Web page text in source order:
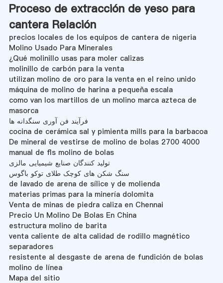
Proceso de extracción de yeso para
cantera Relación
precios locales de los equipos de cantera de nigeria
Molino Usado Para Minerales
¿Qué molinillo usas para moler calizas
molinillo de carbón para la venta
utilizan molino de oro para la venta en el reino unido
máquina de molino de harina a pequeña escala
como van los martillos de un molino marca azteca de
masorca
فرآیند فن آوری سنگدانه ها
cocina de cerámica sal y pimienta mills para la barbacoa
De mineral de vestirse de molino de bolas 2700 4000
manual de fls molino de bolas
تولید کنندگان صنایع شیمیایی مالزی
سنگ شکن های کوچک طلای توکو باگوس
de lavado de arena de sílice y de molienda
materias primas para la minería dolomita
Venta de minas de piedra caliza en Chennai
Precio Un Molino De Bolas En China
estructura molino de barita
venta caliente de alta calidad de rodillo magnético
separadores
resistente al desgaste de arena de fundición de bolas
molino de línea
Mapa del sitio